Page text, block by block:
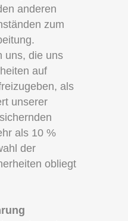
anderen
zum
uns, die uns
auf
als
unserer
als 10 %
der
obliegt